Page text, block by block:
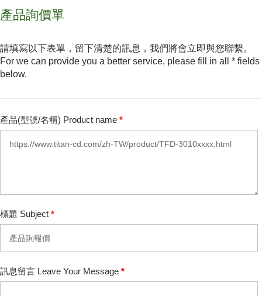
產品詢價單
請填寫以下表單，留下清楚的訊息，我們將會立即與您聯繫。
For we can provide you a better service, please fill in all * fields
below.
產品(型號/名稱) Product name *
標題 Subject *
訊息留言 Leave Your Message *